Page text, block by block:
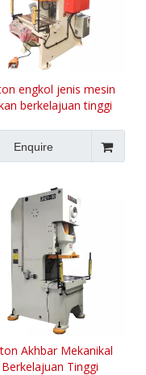
engkol jenis mesin
berkelajuan tinggi
Enquire
Akhbar Mekanikal
Berkelajuan Tinggi